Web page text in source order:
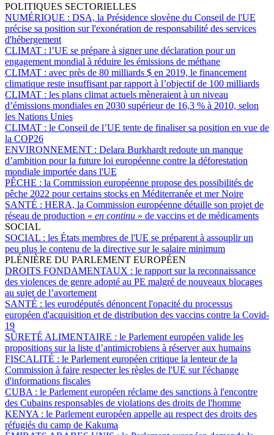
POLITIQUES SECTORIELLES
NUMÉRIQUE : DSA, la Présidence slovène du Conseil de l'UE
précise sa position sur l'exonération de responsabilité des services
d'hébergement
CLIMAT : l’UE se prépare à signer une déclaration pour un
engagement mondial à réduire les émissions de méthane
CLIMAT : avec près de 80 milliards $ en 2019, le financement
climatique reste insuffisant par rapport à l’objectif de 100 milliards
CLIMAT : les plans climat actuels mèneraient à un niveau
d’émissions mondiales en 2030 supérieur de 16,3 % à 2010, selon
les Nations Unies
CLIMAT : le Conseil de l’UE tente de finaliser sa position en vue de
la COP26
ENVIRONNEMENT : Delara Burkhardt redoute un manque
d’ambition pour la future loi européenne contre la déforestation
mondiale importée dans l'UE
PÊCHE : la Commission européenne propose des possibilités de
pêche 2022 pour certains stocks en Méditerranée et mer Noire
SANTÉ : HERA, la Commission européenne détaille son projet de
réseau de production « en continu » de vaccins et de médicaments
SOCIAL
SOCIAL : les États membres de l'UE se préparent à assouplir un
peu plus le contenu de la directive sur le salaire minimum
PLÉNIÈRE DU PARLEMENT EUROPÉEN
DROITS FONDAMENTAUX : le rapport sur la reconnaissance
des violences de genre adopté au PE malgré de nouveaux blocages
au sujet de l’avortement
SANTÉ : les eurodéputés dénoncent l'opacité du processus
européen d'acquisition et de distribution des vaccins contre la Covid-
19
SÛRETÉ ALIMENTAIRE : le Parlement européen valide les
propositions sur la liste d’antimicrobiens à réserver aux humains
FISCALITÉ : le Parlement européen critique la lenteur de la
Commission à faire respecter les règles de l'UE sur l'échange
d'informations fiscales
CUBA : le Parlement européen réclame des sanctions à l'encontre
des Cubains responsables de violations des droits de l'homme
KENYA : le Parlement européen appelle au respect des droits des
réfugiés du camp de Kakuma